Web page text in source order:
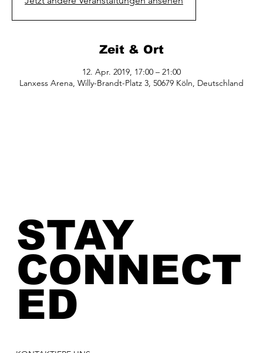
Zeit & Ort
12. Apr. 2019, 17:00 – 21:00
Lanxess Arena, Willy-Brandt-Platz 3, 50679 Köln, Deutschland
STAY
CONNECT
ED